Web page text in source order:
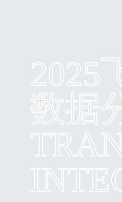
2025
数据